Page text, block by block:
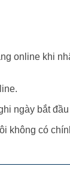
online khi
ngày bắt
không có